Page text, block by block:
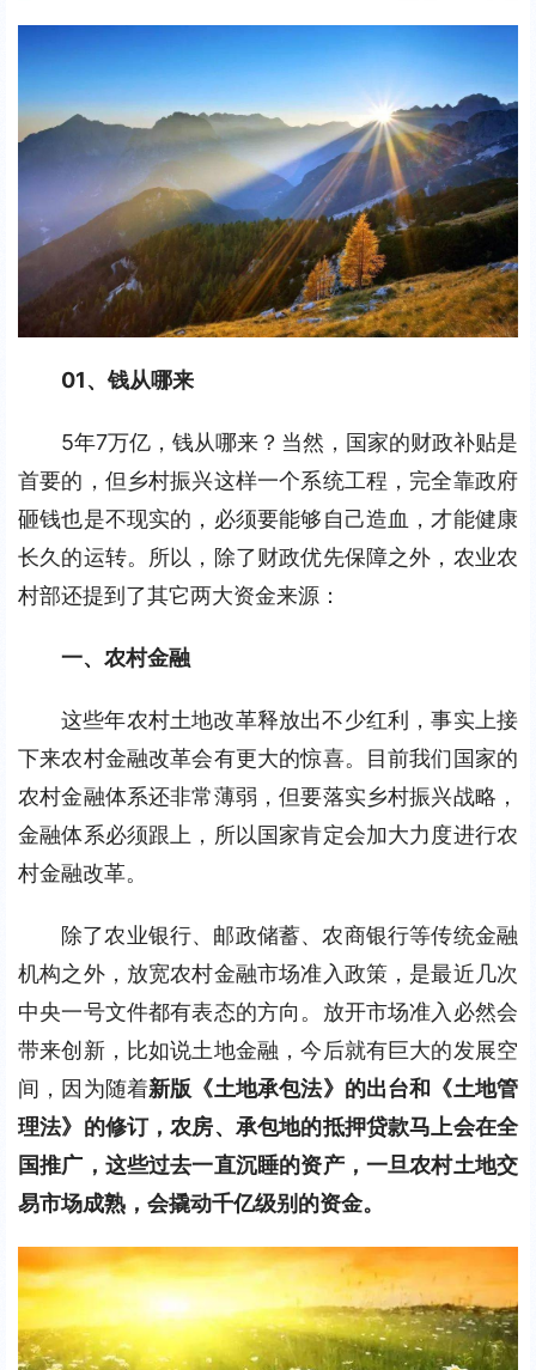
01、钱从哪来
5年7万亿，钱从哪来？当然，国家的财政补贴是
首要的，但乡村振兴这样一个系统工程，完全靠政府
砸钱也是不现实的，必须要能够自己造血，才能健康
长久的运转。所以，除了财政优先保障之外，农业农
村部还提到了其它两大资金来源：
一、农村金融
这些年农村土地改革释放出不少红利，事实上接
下来农村金融改革会有更大的惊喜。目前我们国家的
农村金融体系还非常薄弱，但要落实乡村振兴战略，
金融体系必须跟上，所以国家肯定会加大力度进行农
村金融改革。
除了农业银行、邮政储蓄、农商银行等传统金融
机构之外，放宽农村金融市场准入政策，是最近几次
中央一号文件都有表态的方向。放开市场准入必然会
带来创新，比如说土地金融，今后就有巨大的发展空
间，因为随着新版《土地承包法》的出台和《土地管
理法》的修订，农房、承包地的抵押贷款马上会在全
国推广，这些过去一直沉睡的资产，一旦农村土地交
易市场成熟，会撬动千亿级别的资金。